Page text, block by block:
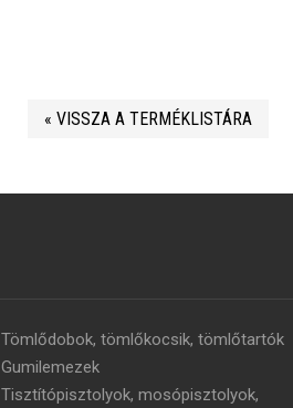
« VISSZA A TERMÉKLISTÁRA
Tömlődobok, tömlőkocsik, tömlőtartók
Gumilemezek
Tisztítópisztolyok, mosópisztolyok,